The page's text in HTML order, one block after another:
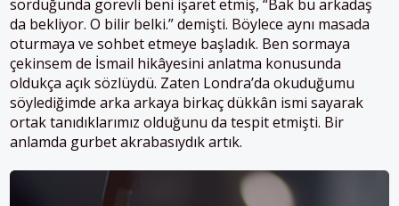
sorduğunda görevli beni işaret etmiş, “Bak bu arkadaş
da bekliyor. O bilir belki.” demişti. Böylece aynı masada
oturmaya ve sohbet etmeye başladık. Ben sormaya
çekinsem de İsmail hikâyesini anlatma konusunda
oldukça açık sözlüydü. Zaten Londra’da okuduğumu
söylediğimde arka arkaya birkaç dükkân ismi sayarak
ortak tanıdıklarımız olduğunu da tespit etmişti. Bir
anlamda gurbet akrabasıydık artık.